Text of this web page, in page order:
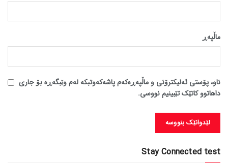
ماڵپه‌ڕ
ناو، پۆستی ئەلیکترۆنی و ماڵپەڕەکەم پاشەکەوتبکە لەم وێبگەڕە بۆ جاری
داهاتوو کاتێک تێبینیم نووسی.
Stay Connected test